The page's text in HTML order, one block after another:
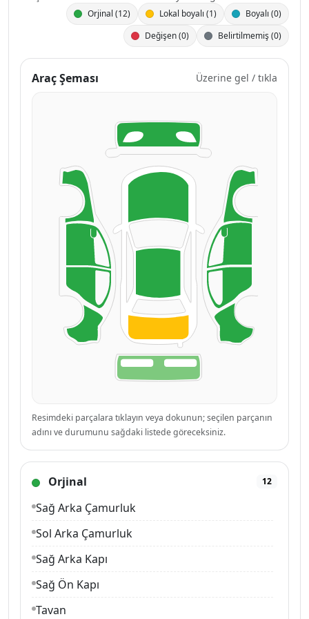
Orjinal (12) Lokal boyalı (1)
Boyalı (0)
Değişen (0)
Belirtilmemiş (0)
Araç Şeması Üzerine gel / tıkla
Resimdeki parçalara tıklayın veya dokunun; seçilen parçanın
adını ve durumunu sağdaki listede göreceksiniz.
Orjinal 12
Sağ Arka Çamurluk
Sol Arka Çamurluk
Sağ Arka Kapı
Sağ Ön Kapı
Tavan